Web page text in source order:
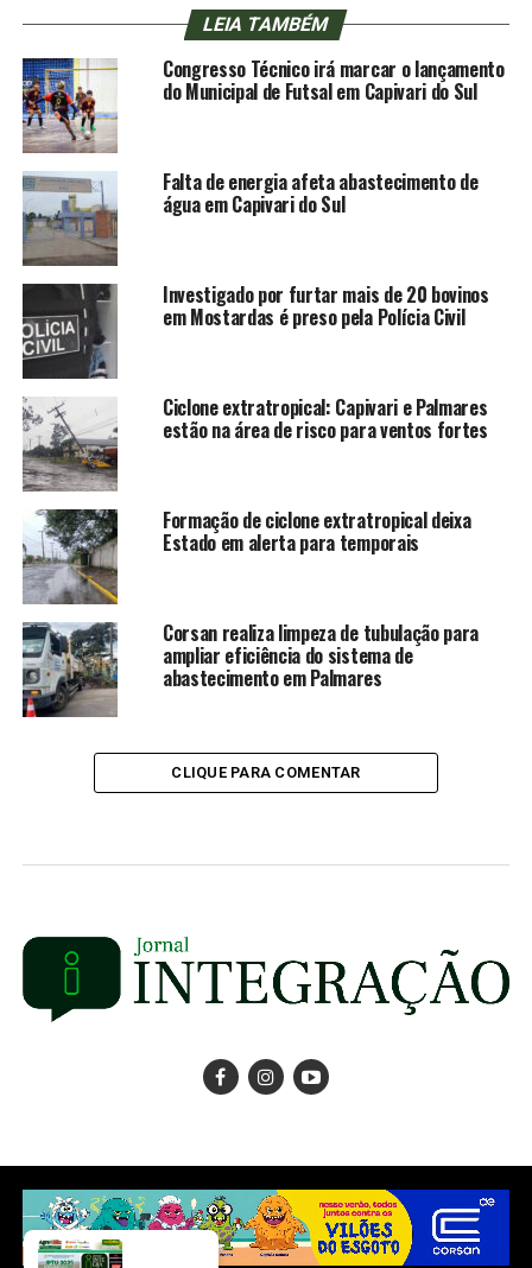
LEIA TAMBÉM
Congresso Técnico irá marcar o lançamento
do Municipal de Futsal em Capivari do Sul
Falta de energia afeta abastecimento de
água em Capivari do Sul
Investigado por furtar mais de 20 bovinos
em Mostardas é preso pela Polícia Civil
Ciclone extratropical: Capivari e Palmares
estão na área de risco para ventos fortes
Formação de ciclone extratropical deixa
Estado em alerta para temporais
Corsan realiza limpeza de tubulação para
ampliar eficiência do sistema de
abastecimento em Palmares
CLIQUE PARA COMENTAR